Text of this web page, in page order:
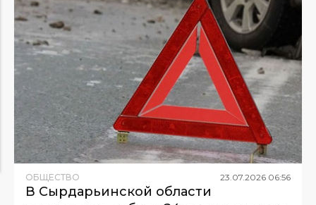
ОБЩЕСТВО 23.07.2026 06:56
В Сырдарьинской области